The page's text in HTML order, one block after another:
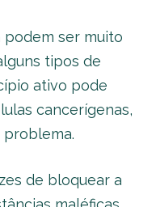
podem ser muito
tipos de
ativo pode
cancerígenas,
de bloquear a